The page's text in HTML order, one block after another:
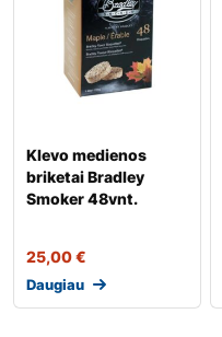
Klevo medienos
briketai Bradley
Smoker 48vnt.
25,00€
Daugiau